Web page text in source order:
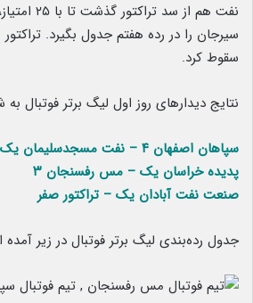
نفت هم از سد
سیرجان را در رده هفتم جدول بگیرد. تراکتور
سقوط کرد.
نتایج دیدارهای روز اول لیگ برتر فوتبال
سپاهان اصفهان ۴ – نفت مسجدسلیمان یک
پدیده خراسان یک – مس رفسنجان ۳
صنعت نفت آبادان یک – تراکتور صفر
جدول رده‌بندی لیگ برتر فوتبال در زیر